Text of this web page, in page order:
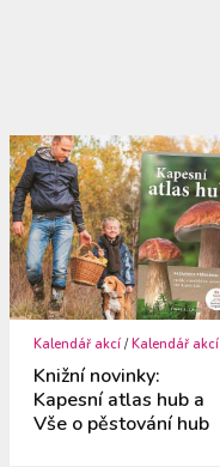
Kalendář akcí / Kalendář akcí
Knižní novinky:
Kapesní atlas hub a
Vše o pěstování hub